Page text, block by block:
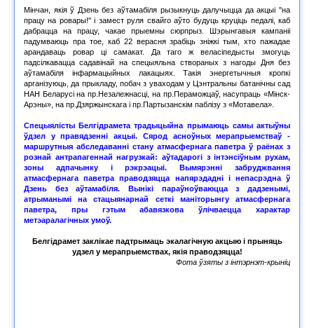
Мінчан, якія ў Дзень без аўтамабіля рызыкнуць далучыцца да акцыі "на
працу на ровары!" і замест руля свайго аўто будуць круціць педалі, каб
дабрацца на працу, чакае прыемны сюрпрыз. Шэрынгавыя кампаніі
падумваюць пра тое, каб 22 верасня зрабіць зніжкі тым, хто пажадае
арандаваць ровар ці самакат. Да таго ж веласіпедысты змогуць
падсілкавацца садавінай на спецыяльна створаных з нагоды Дня без
аўтамабіля інфармацыйных лакацыях. Такія энергетычныя кропкі
арганізуюць, да прыкладу, побач з уваходам у Цэнтральны батанічны сад
НАН Беларусі на пр.Незалежнасці, на пр.Пераможцаў, насупраць «Мінск-
Арэны», на пр.Дзяржынскага і пр.Партызанскім паблізу з «Мотавела».
Спецыялісты Белгідрамета традыцыйна прымаюць самы актыўны
ўдзел у правядзенні акцыі. Сярод асноўных мерапрыемстваў -
маршрутныя абследаванні стану атмасфернага паветра ў раёнах з
рознай антрапагеннай нагрузкай: аўтадарогі з інтэнсіўным рухам,
зоны адпачынку і рэкрэацыі. Вымярэнні забруджвання
атмасфернага паветра праводзяцца напярэдадні і непасрэдна ў
Дзень без аўтамабіля. Вынікі параўноўваюцца з дадзенымі,
атрыманымі на стацыянарнай сеткі маніторынгу атмасфернага
паветра, пры гэтым абавязкова ўлічваецца характар
метэаралагічных умоў.
Белгідрамет заклікае падтрымаць экалагічную акцыю і прыняць
удзел у мерапрыемствах, якія праводзяцца!
Фота ўзяты з інтэрнэт-крыніц